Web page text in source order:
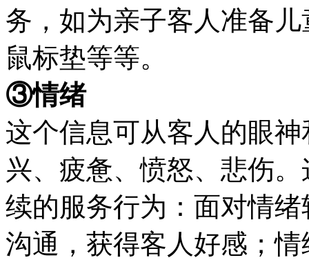
务，如为亲子客人准备
鼠标垫等等。
③情绪
这个信息可从客人的眼
兴、疲惫、愤怒、悲伤
续的服务行为：面对情
沟通，获得客人好感；